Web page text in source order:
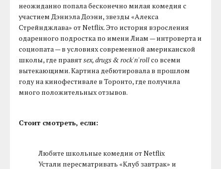
неожиданно попала бесконечно милая комедия с
участием Дэниэла Доэни, звезды «Алекса
Стрейнджлава» от Netflix. Это история взросления
одаренного подростка по имени Лиам — интроверта и
социопата — в условиях современной американской
школы, где правятsex, drugs & rock'n'rollсо всеми
вытекающими. Картина дебютировала в прошлом
году на кинофестивале в Торонто, где получила
много положительных отзывов.
Стоит смотреть, если:
Любите школьные комедии от Netflix
Устали пересматривать «Клуб завтрак» и